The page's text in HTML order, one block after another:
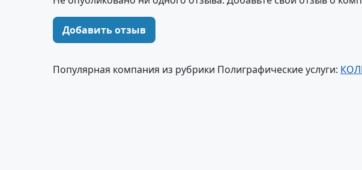
Добавить отзыв
Популярная компания из рубрики Полиграфические услуги: